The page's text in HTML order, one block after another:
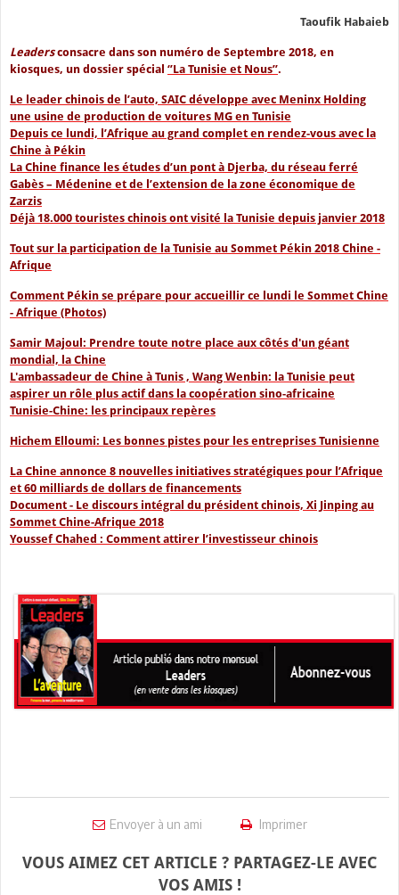
Taoufik Habaieb
Leadersconsacre dans son numéro de Septembre 2018, en
kiosques, un dossier spécial ‘’La Tunisie et Nous’’.
Le leader chinois de l’auto, SAIC développe avec Meninx Holding
une usine de production de voitures MG en Tunisie
Depuis ce lundi, l’Afrique au grand complet en rendez-vous avec la
Chine à Pékin
La Chine finance les études d’un pont à Djerba, du réseau ferré
Gabès – Médenine et de l’extension de la zone économique de
Zarzis
Déjà 18.000 touristes chinois ont visité la Tunisie depuis janvier 2018
Tout sur la participation de la Tunisie au Sommet Pékin 2018 Chine -
Afrique
Comment Pékin se prépare pour accueillir ce lundi le Sommet Chine
- Afrique (Photos)
Samir Majoul: Prendre toute notre place aux côtés d'un géant
mondial, la Chine
L'ambassadeur de Chine à Tunis , Wang Wenbin: la Tunisie peut
aspirer un rôle plus actif dans la coopération sino-africaine
Tunisie-Chine: les principaux repères
Hichem Elloumi: Les bonnes pistes pour les entreprises Tunisienne
La Chine annonce 8 nouvelles initiatives stratégiques pour l’Afrique
et 60 milliards de dollars de financements
Document - Le discours intégral du président chinois, Xi Jinping au
Sommet Chine-Afrique 2018
Youssef Chahed : Comment attirer l’investisseur chinois
Envoyer à un ami Imprimer
VOUS AIMEZ CET ARTICLE ? PARTAGEZ-LE AVEC
VOS AMIS !